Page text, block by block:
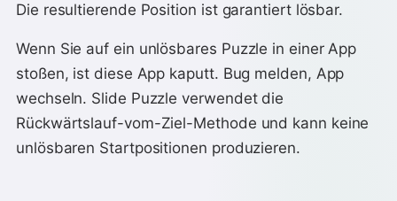
Die resultierende Position ist garantiert lösbar.
Wenn Sie auf ein unlösbares Puzzle in einer App
stoßen, ist diese App kaputt. Bug melden, App
wechseln. Slide Puzzle verwendet die
Rückwärtslauf-vom-Ziel-Methode und kann keine
unlösbaren Startpositionen produzieren.